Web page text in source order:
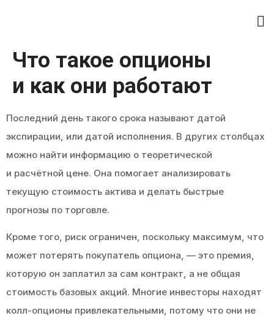
Что такое опционы
и как они работают
Последний день такого срока называют датой
экспирации, или датой исполнения. В других столбцах
можно найти информацию о теоретической
и расчётной цене. Она помогает анализировать
текущую стоимость актива и делать быстрые
прогнозы по торговле.
Кроме того, риск ограничен, поскольку максимум, что
может потерять покупатель опциона, — это премия,
которую он заплатил за сам контракт, а не общая
стоимость базовых акций. Многие инвесторы находят
колл-опционы привлекательными, потому что они не